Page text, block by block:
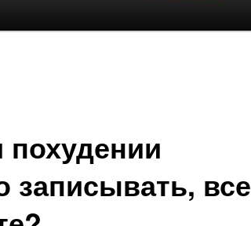
записывать, все